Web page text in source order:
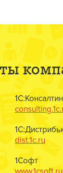
dist.1c.ru
1Софт